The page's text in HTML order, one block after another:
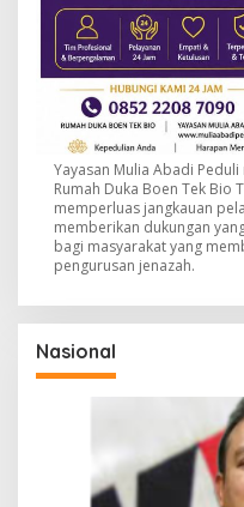
Yayasan Mulia Abadi
Rumah Duka Boen Tek Bio
memperluas jangkauan
memberikan dukungan
bagi masyarakat yang
pengurusan jenazah.
Nasional